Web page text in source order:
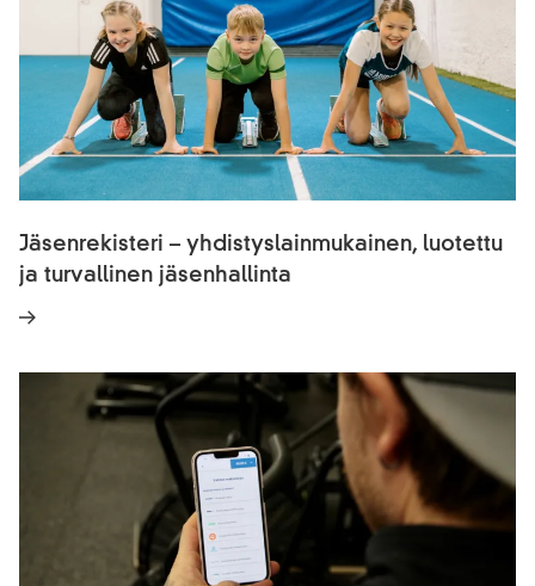
Jäsenrekisteri – yhdistyslainmukainen, luotettu
ja turvallinen jäsenhallinta